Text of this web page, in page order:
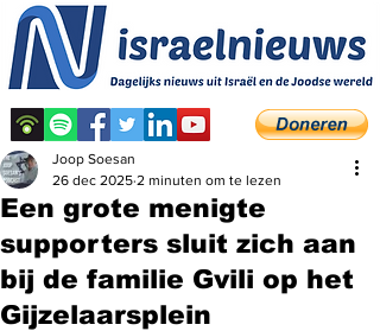
Een grote menigte
supporters sluit zich aan
bij de familie Gvili op het
Gijzelaarsplein
Joop Soesan
26 dec 2025 2 minuten om te lezen